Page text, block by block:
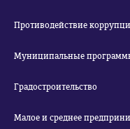
Противодействие
Муниципальные
Градостроительство
Малое и среднее